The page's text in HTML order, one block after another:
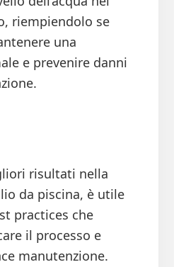
riempiendolo se
una
e prevenire danni
risultati nella
da piscina, è utile
practices che
il processo e
manutenzione.